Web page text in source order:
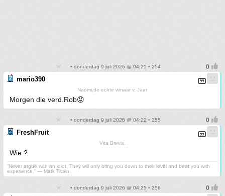
• donderdag 9 juli 2026 @ 04:21 • 254
mario390
Naomi,de echte winaar v. Jaar
Morgen die verd.Rob😡
• donderdag 9 juli 2026 @ 04:22 • 255
FreshFruit
Vita Brevis.
Wie ?
“Never argue with an idiot. They will only bring you down to their level and beat you with
experience.” ― Mark Twain.
• donderdag 9 juli 2026 @ 04:25 • 256